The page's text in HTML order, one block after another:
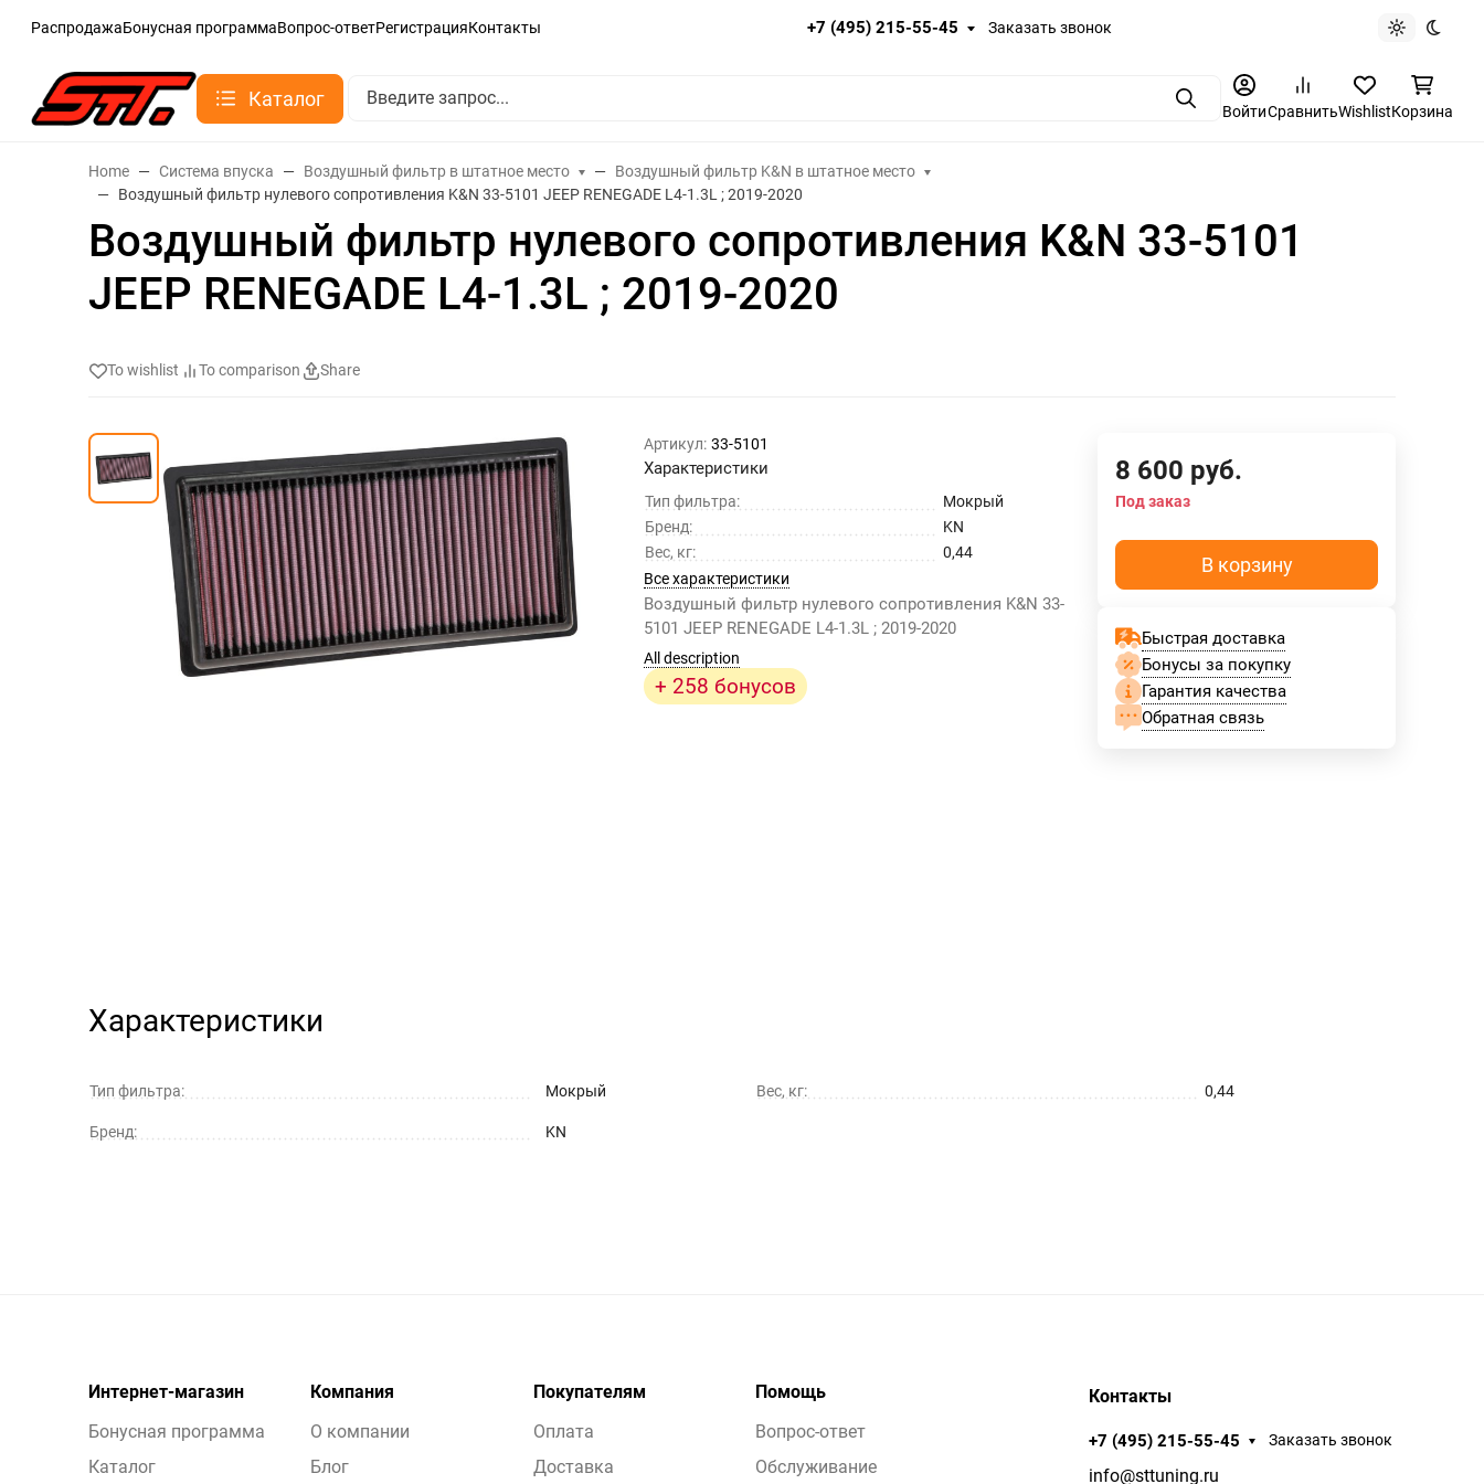
РаспродажаБонусная программаВопрос-ответРегистрацияКонтакты +7 (495) 215-55-45 Заказать звонок
Light theme
Dark
Каталог ПоискВойтиСравнитьWishlistКорзина
Home Система впуска Воздушный фильтр в штатное место
Воздушный фильтр K&N в штатное место
Воздушный фильтр нулевого сопротивления K&N 33-5101 JEEP RENEGADE L4-1.3L ; 2019-2020
Воздушный фильтр нулевого сопротивления K&N 33-5101
JEEP RENEGADE L4-1.3L ; 2019-2020
To wishlist To comparison Share
Артикул: 33-5101
Характеристики
Тип фильтра:
Мокрый
Бренд:
KN
Вес, кг:
0,44
Все характеристики
Воздушный фильтр нулевого сопротивления K&N 33-
5101 JEEP RENEGADE L4-1.3L ; 2019-2020
All description
+ 258 бонусов
8 600 руб.
Под заказ
В корзину
Быстрая доставка
Бонусы за покупку
Гарантия качества
Обратная связь
Характеристики
Тип фильтра: Мокрый
Бренд: KN
Вес, кг: 0,44
Интернет-магазин
Бонусная программа
Каталог
Компания
О компании
Блог
Покупателям
Оплата
Доставка
Помощь
Вопрос-ответ
Обслуживание
Контакты
+7 (495) 215-55-45 Заказать звонок
info@sttuning.ru